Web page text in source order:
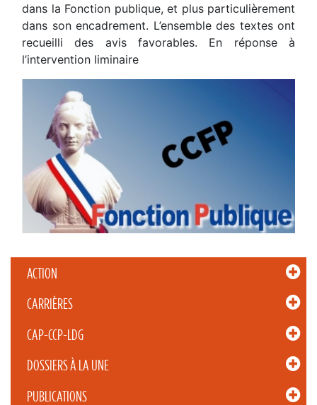
ACTION
CARRIÈRES
CAP-CCP-LDG
DOSSIERS À LA UNE
PUBLICATIONS
dans la Fonction publique, et plus particulièrement
dans son encadrement. L’ensemble des textes ont
recueilli des avis favorables. En réponse à
l’intervention liminaire